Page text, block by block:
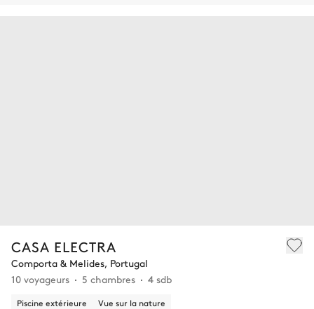
CASA ELECTRA
Comporta & Melides, Portugal
10 voyageurs
5 chambres 4 sdb
Piscine extérieure Vue sur la nature